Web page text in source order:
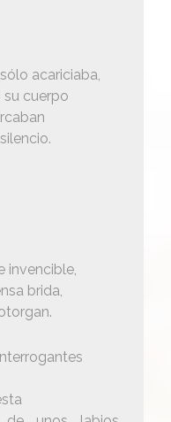
acariciaba,
cuerpo
invencible,
brida,